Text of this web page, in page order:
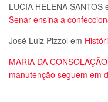
LUCIA HELENA SANTOS
Senar ensina a
José Luiz Pizzol em
MARIA DA
manutenção seguem em